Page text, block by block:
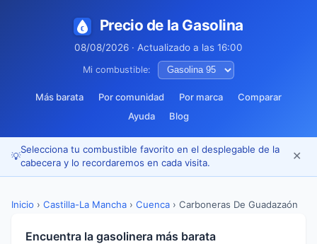
Precio de la Gasolina
08/08/2026 · Actualizado a las 16:00
Mi combustible:
Más barata Por comunidad Por marca
Comparar
Ayuda
Blog
💡
Selecciona tu combustible favorito en el desplegable de la
cabecera y lo recordaremos en cada visita.
✕
Inicio › Castilla-La Mancha › Cuenca › Carboneras De Guadazaón
Encuentra la gasolinera más barata